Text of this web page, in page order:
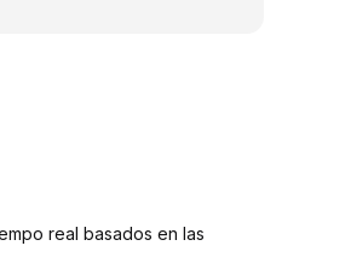
real basados en las